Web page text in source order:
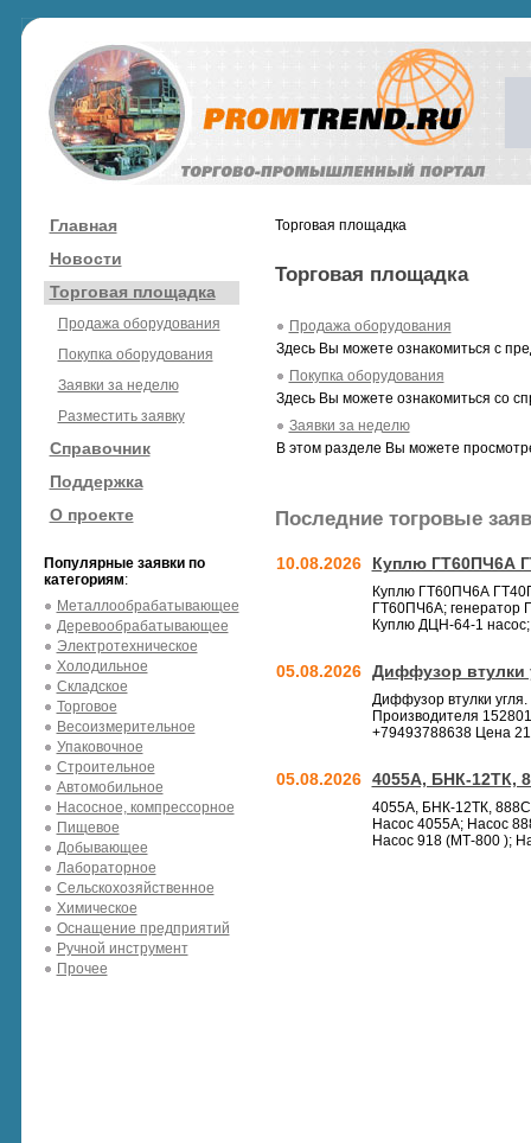
Главная
Новости
Торговая площадка
Продажа оборудования
Покупка оборудования
Заявки за неделю
Разместить заявку
Справочник
Поддержка
О проекте
Популярные заявки по
категориям:
Металлообрабатывающее
Деревообрабатывающее
Электротехническое
Холодильное
Складское
Торговое
Весоизмерительное
Упаковочное
Строительное
Автомобильное
Насосное, компрессорное
Пищевое
Добывающее
Лабораторное
Сельскохозяйственное
Химическое
Оснащение предприятий
Ручной инструмент
Прочее
Торговая площадка
Торговая площадка
Продажа оборудования
Здесь Вы можете ознакомиться с
Покупка оборудования
Здесь Вы можете ознакомиться со
Заявки за неделю
В этом разделе Вы можете
Последние тогровые
10.08.2026 Куплю ГТ60ПЧ6А
Куплю ГТ60ПЧ6А
ГТ60ПЧ6А; генератор
Куплю ДЦН-64-1
05.08.2026 Диффузор втулки
Диффузор втулки
Производителя
+79493788638 Цена
05.08.2026 4055А, БНК-12ТК,
4055А, БНК-12ТК,
Насос 4055А; Насос
Насос 918 (МТ-800 );